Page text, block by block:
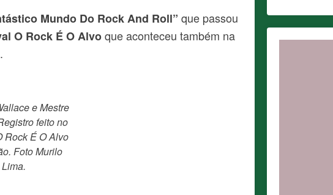
Mundo Do Rock And Roll” que passou
O Rock É O Alvoque aconteceu também na
e Mestre
feito no
Rock É O Alvo
Foto Murilo
Lima.